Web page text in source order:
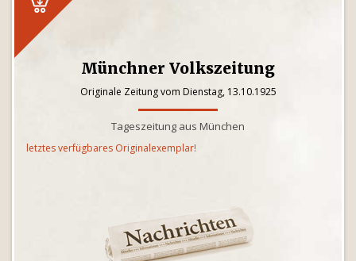
Münchner Volkszeitung
Originale Zeitung vom Dienstag, 13.10.1925
Tageszeitung aus München
letztes verfügbares Originalexemplar!